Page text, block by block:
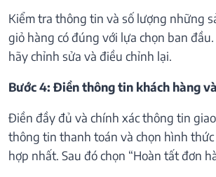
Kiểm tra thông tin và số lượng những
giỏ hàng có đúng với lựa chọn ban đầu.
hãy chỉnh sửa và điều chỉnh lại.
Bước 4: Điền thông tin khách hàng
Điền đầy đủ và chính xác thông tin
thông tin thanh toán và chọn hình
hợp nhất. Sau đó chọn “Hoàn tất đơn